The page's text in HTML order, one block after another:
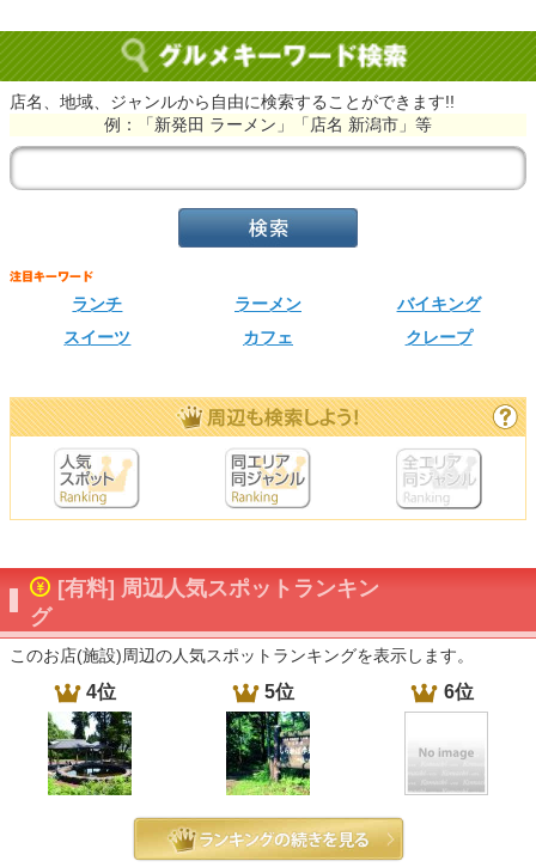
店名、地域、ジャンルから自由に検索することができます!!
例：「新発田 ラーメン」「店名 新潟市」等
ランチ ラーメン
バイキング
スイーツ
カフェ クレープ
[有料] 周辺人気スポットランキン
グ
このお店(施設)周辺の人気スポットランキングを表示します。
4位 5位 6位